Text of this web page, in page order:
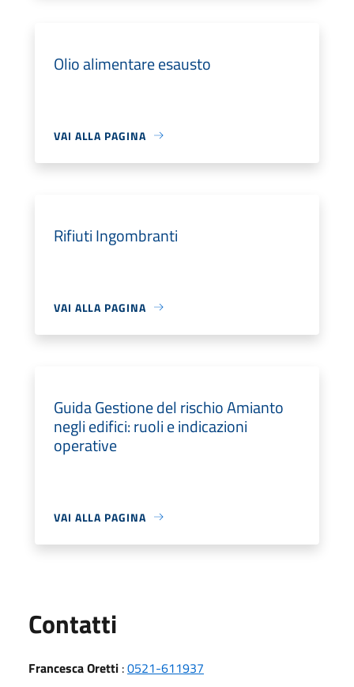
Olio alimentare esausto
VAI ALLA PAGINA
Rifiuti Ingombranti
VAI ALLA PAGINA
Guida Gestione del rischio Amianto
negli edifici: ruoli e indicazioni
operative
VAI ALLA PAGINA
Contatti
Francesca Oretti :0521-611937